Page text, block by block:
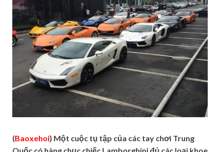
(Baoxehoi) Một cuộc tụ tập của các tay chơi Trung
Quốc có hàng chục chiếc Lamborghini đủ các loại khoe